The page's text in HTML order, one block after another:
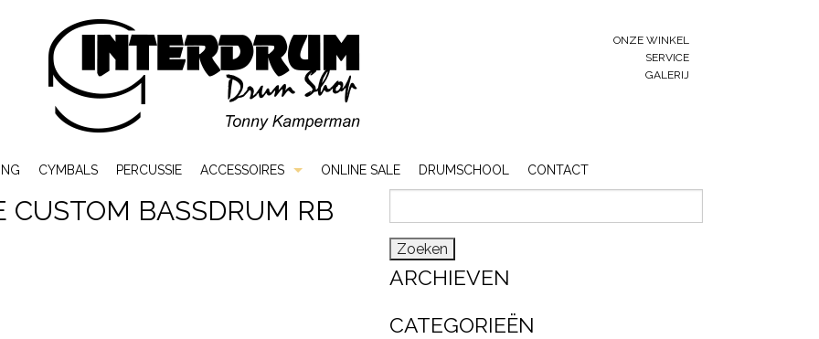
ONZE WINKEL
SERVICE
GALERIJ
CYMBALS PERCUSSIE ACCESSOIRES
Bags & Cases
ONLINE SALE DRUMSCHOOL CONTACT
CUSTOM BASSDRUM RB
ARCHIEVEN
CATEGORIEËN